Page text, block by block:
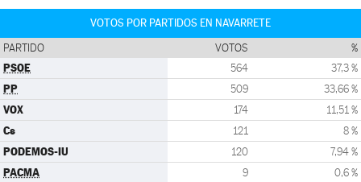
VOTOS POR PARTIDOS EN NAVARRETE
PARTIDO VOTOS %
PSOE 564 37,3 %
PP 509 33,66 %
VOX 174 11,51 %
Cs 121 8 %
PODEMOS-IU 120 7,94 %
PACMA 9 0,6 %